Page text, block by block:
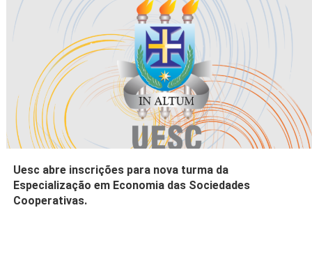
Uesc abre inscrições para nova turma da
Especialização em Economia das Sociedades
Cooperativas.